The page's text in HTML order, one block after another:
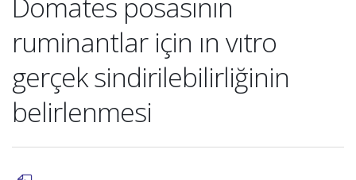
ruminantlar için ın vıtro
gerçek sindirilebilirliğinin
belirlenmesi